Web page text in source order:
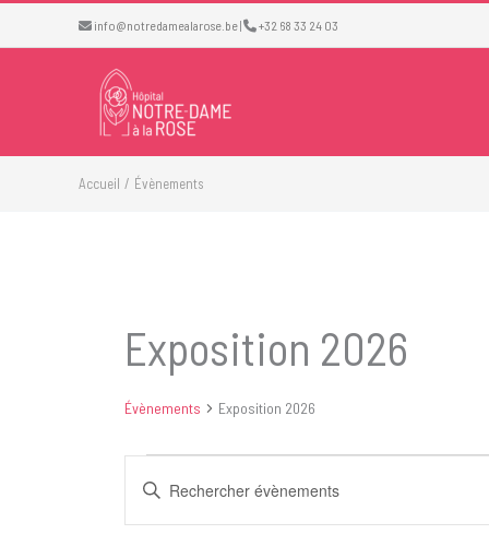
au
info@notredamealarose.be| +32 68 33 24 03
Accueil Évènements
Exposition 2026
Évènements Exposition 2026
navigation
Saisir